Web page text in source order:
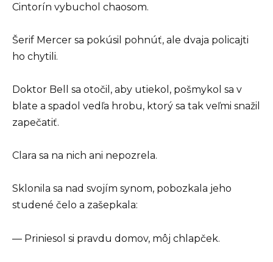
Cintorín vybuchol chaosom.
Šerif Mercer sa pokúsil pohnúť, ale dvaja policajti
ho chytili.
Doktor Bell sa otočil, aby utiekol, pošmykol sa v
blate a spadol vedľa hrobu, ktorý sa tak veľmi snažil
zapečatiť.
Clara sa na nich ani nepozrela.
Sklonila sa nad svojím synom, pobozkala jeho
studené čelo a zašepkala:
— Priniesol si pravdu domov, môj chlapček.